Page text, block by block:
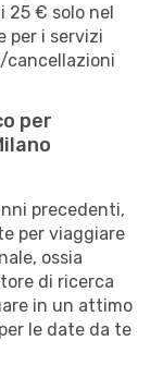
25 € solo nel
per i servizi
cancellazioni
per
precedenti,
per viaggiare
ossia
di ricerca
in un attimo
le date da te